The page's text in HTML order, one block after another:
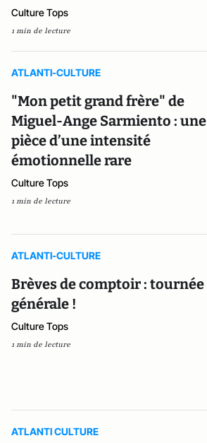
Culture Tops
1 min de lecture
ATLANTI-CULTURE
"Mon petit grand frère" de
Miguel-Ange Sarmiento : une
pièce d’une intensité
émotionnelle rare
Culture Tops
1 min de lecture
ATLANTI-CULTURE
Brèves de comptoir : tournée
générale !
Culture Tops
1 min de lecture
ATLANTI CULTURE